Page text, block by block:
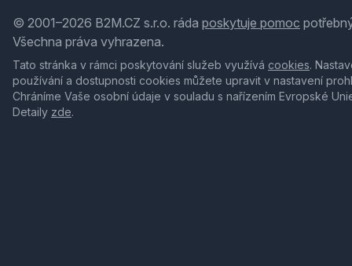
© 2001–2026 B2M.CZ s.r.o. ráda poskytuje pomoc
Všechna práva vyhrazena.
Tato stránka v rámci poskytování služeb využívá cookies.
používání a dostupnosti cookies můžete upravit v nastavení
Chráníme Vaše osobní údaje v souladu s nařízením Evropské
Detaily zde.